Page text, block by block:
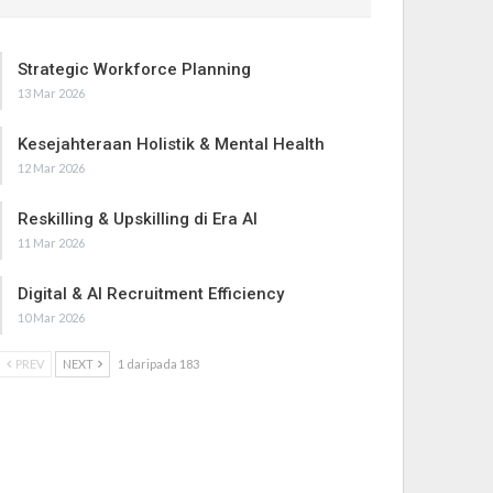
Strategic Workforce Planning
13 Mar 2026
Kesejahteraan Holistik & Mental Health
12 Mar 2026
Reskilling & Upskilling di Era AI
11 Mar 2026
Digital & AI Recruitment Efficiency
10 Mar 2026
PREV NEXT 1 daripada 183